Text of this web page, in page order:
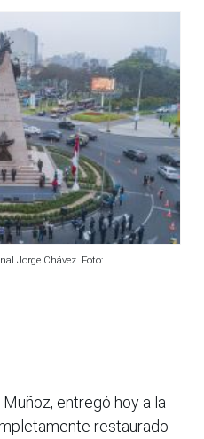
Jorge Chávez. Foto:
entregó hoy a la
restaurado